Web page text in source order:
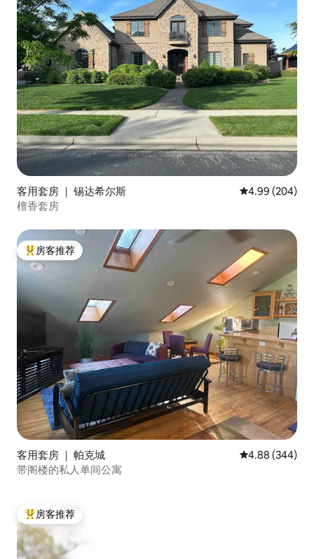
客用套房 ｜ 锡达希尔斯 平均评分 4.99
4.99 (204)
檀香套房
热门「房客推荐」
房客推荐
客用套房 ｜ 帕克城 平均评分 4.88
4.88 (344)
带阁楼的私人单间公寓
热门「房客推荐」
房客推荐